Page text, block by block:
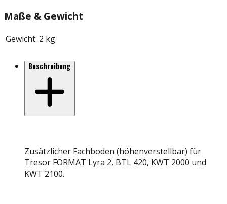
Maße & Gewicht
Gewicht: 2 kg
Beschreibung
Zusätzlicher Fachboden (höhenverstellbar) für
Tresor FORMAT Lyra 2, BTL 420, KWT 2000 und
KWT 2100.